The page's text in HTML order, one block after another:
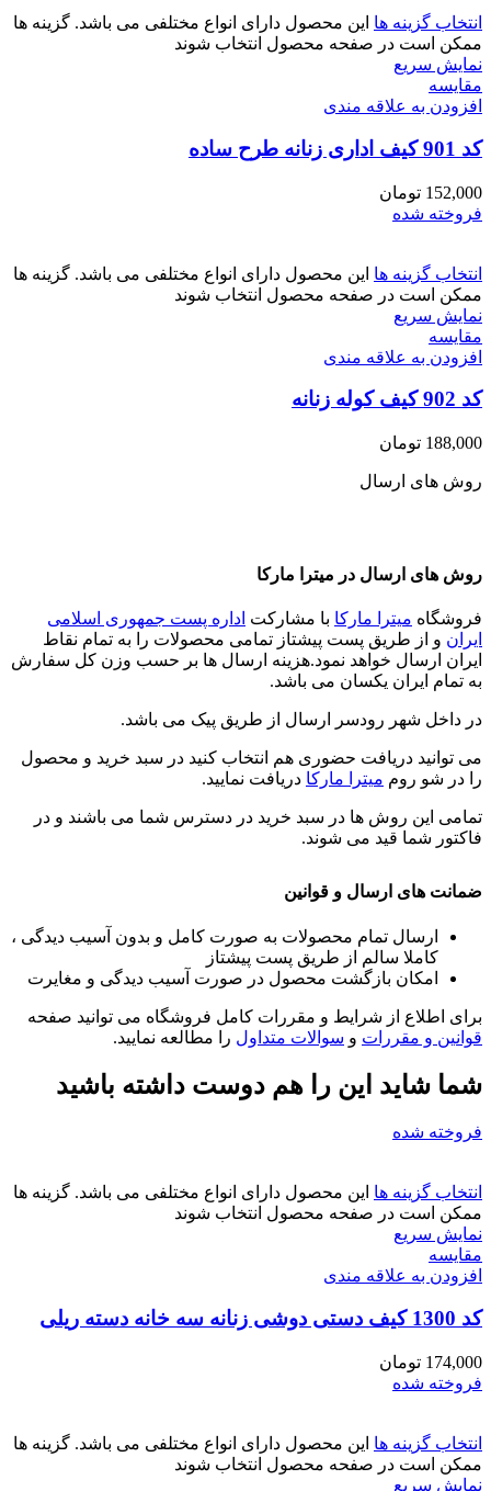
انتخاب گزینه ها این محصول دارای انواع مختلفی می باشد. گزینه ها
ممکن است در صفحه محصول انتخاب شوند
نمایش سریع
مقايسه
افزودن به علاقه مندی
کد 901 کیف اداری زنانه طرح ساده
152,000 تومان
فروخته شده
انتخاب گزینه ها این محصول دارای انواع مختلفی می باشد. گزینه ها
ممکن است در صفحه محصول انتخاب شوند
نمایش سریع
مقايسه
افزودن به علاقه مندی
کد 902 کیف کوله زنانه
188,000 تومان
روش های ارسال
روش های ارسال در میترا مارکا
فروشگاه میترا مارکا با مشارکت اداره پست جمهوری اسلامی
ایران و از طریق پست پیشتاز تمامی محصولات را به تمام نقاط
ایران ارسال خواهد نمود.هزینه ارسال ها بر حسب وزن کل سفارش
به تمام ایران یکسان می باشد.
در داخل شهر رودسر ارسال از طریق پیک می باشد.
می توانید دریافت حضوری هم انتخاب کنید در سبد خرید و محصول
را در شو روم میترا مارکا دریافت نمایید.
تمامی این روش ها در سبد خرید در دسترس شما می باشند و در
فاکتور شما قید می شوند.
ضمانت های ارسال و قوانین
ارسال تمام محصولات به صورت کامل و بدون آسیب دیدگی ،
کاملا سالم از طریق پست پیشتاز
امکان بازگشت محصول در صورت آسیب دیدگی و مغایرت
برای اطلاع از شرایط و مقررات کامل فروشگاه می توانید صفحه
قوانین و مقررات و سوالات متداول را مطالعه نمایید.
شما شاید این را هم دوست داشته باشید
فروخته شده
انتخاب گزینه ها این محصول دارای انواع مختلفی می باشد. گزینه ها
ممکن است در صفحه محصول انتخاب شوند
نمایش سریع
مقايسه
افزودن به علاقه مندی
کد 1300 کیف دستی دوشی زنانه سه خانه دسته ریلی
174,000 تومان
فروخته شده
انتخاب گزینه ها این محصول دارای انواع مختلفی می باشد. گزینه ها
ممکن است در صفحه محصول انتخاب شوند
نمایش سریع